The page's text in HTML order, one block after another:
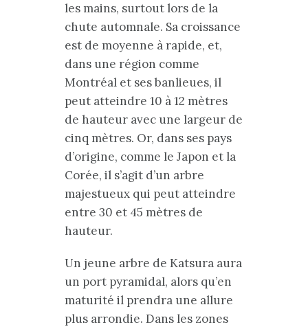
les mains, surtout lors de la
chute automnale. Sa croissance
est de moyenne à rapide, et,
dans une région comme
Montréal et ses banlieues, il
peut atteindre 10 à 12 mètres
de hauteur avec une largeur de
cinq mètres. Or, dans ses pays
d’origine, comme le Japon et la
Corée, il s’agit d’un arbre
majestueux qui peut atteindre
entre 30 et 45 mètres de
hauteur.
Un jeune arbre de Katsura aura
un port pyramidal, alors qu’en
maturité il prendra une allure
plus arrondie. Dans les zones